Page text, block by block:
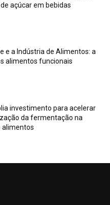
açúcar em bebidas
e a Indústria de Alimentos: a
alimentos funcionais
investimento para acelerar
da fermentação na
alimentos